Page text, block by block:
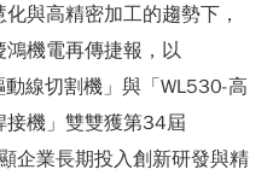
與高精密加工的趨勢下，
機電再傳捷報，以
動線切割機」與「WL530-高
接機」雙雙獲第34屆
企業長期投入創新研發與精